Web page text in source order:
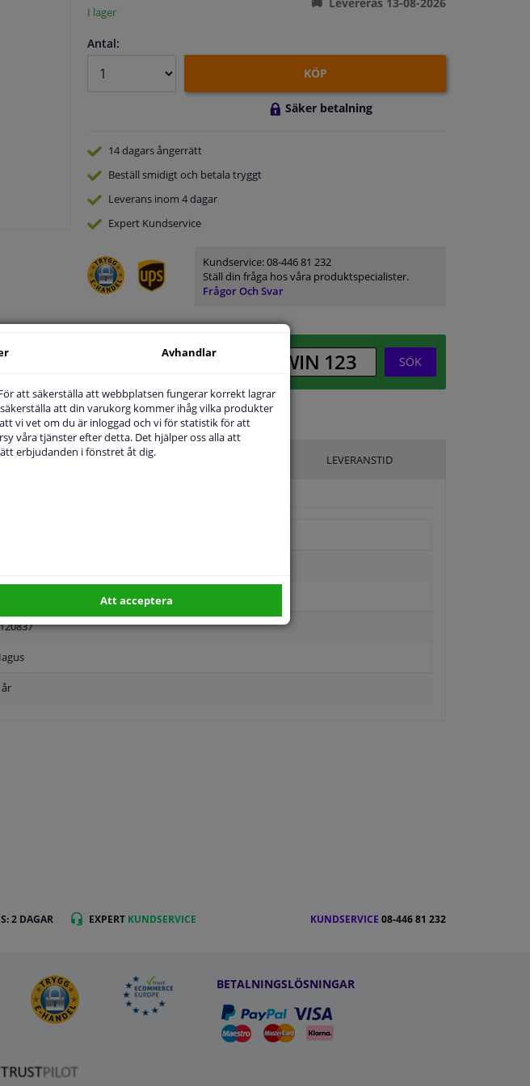
I lager
Antal:
KÖP
Säker betalning
14 dagarsångerrätt
Beställ smidigt och betala tryggt
Leverans inom 4 dagar
Expert Kundservice
Kundservice:08-446 81 232
Ställ din fråga hos våra produktspecialister.
Frågor Och Svar
SÖK
LEVERANSTID
2 DAGAR EXPERT KUNDSERVICE KUNDSERVICE 08-446 81 232
BETALNINGSLÖSNINGAR
Avhandlar
att säkerställa att webbplatsen fungerar korrekt lagrar
att din varukorg kommer ihåg vilka produkter
vi vet om du är inloggad och vi för statistik för att
våra tjänster efter detta. Det hjälper oss alla att
erbjudanden i fönstret åt dig.
Att acceptera